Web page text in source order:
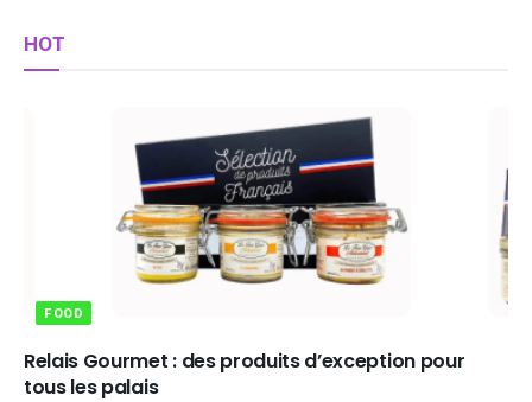
HOT
FOOD
Relais Gourmet : des produits d’exception pour
tous les palais